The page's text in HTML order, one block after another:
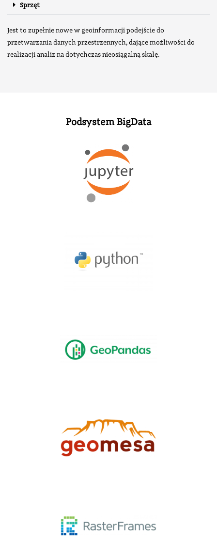
Sprzęt
Jest to zupełnie nowe w geoinformacji podejście do
przetwarzania danych przestrzennych, dające możliwości do
realizacji analiz na dotychczasnieosiągalną skalę.
Podsystem BigData